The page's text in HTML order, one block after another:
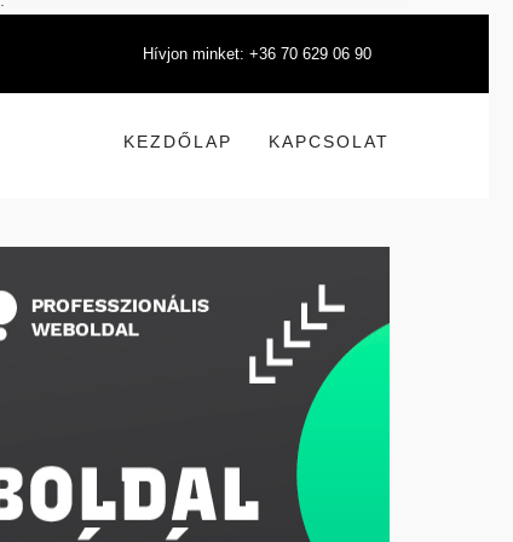
Hívjon minket: +36 70 629 06 90
KEZDŐLAP KAPCSOLAT